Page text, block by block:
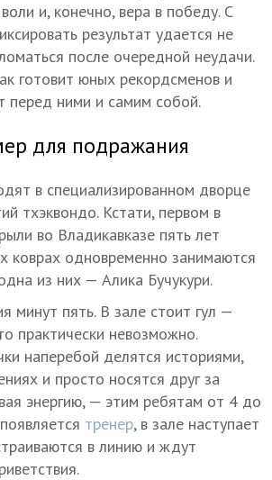
и, конечно, вера в победу. С
результат удается не
после очередной неудачи.
готовит юных рекордсменов и
перед ними и самим собой.
для подражания
в специализированном дворце
тхэквондо. Кстати, первом в
во Владикавказе пять лет
коврах одновременно занимаются
из них — Алика Бучукури.
минут пять. В зале стоит гул —
практически невозможно.
наперебой делятся историями,
и просто носятся друг за
энергию, — этим ребятам от 4 до
тренер, в зале наступает
в линию и ждут